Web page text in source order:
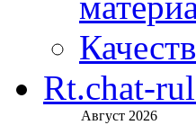
Rt.chat-
Август 2026